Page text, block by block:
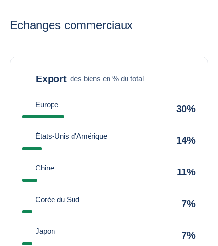
Echanges commerciaux
Export des biens en % du total
Europe 30%
États-Unis d'Amérique 14%
Chine 11%
Corée du Sud 7%
Japon 7%